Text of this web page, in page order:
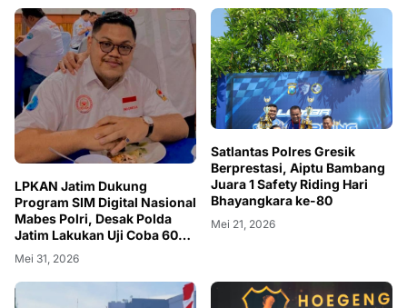
LPKAN Jatim Dukung
Program SIM Digital Nasional
Mabes Polri, Desak Polda
Jatim Lakukan Uji Coba 60
Hari Agar Masyarakat Jatim
Tidak Dirugikan
Mei 31, 2026
Satlantas Polres Gresik
Berprestasi, Aiptu Bambang
Juara 1 Safety Riding Hari
Bhayangkara ke-80
Mei 21, 2026